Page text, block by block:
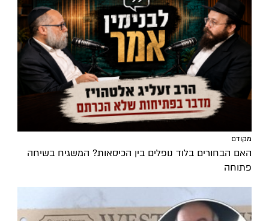
מקודם
האם הבחורים בלוד נופלים בין הכיסאות? המשגיח בשיחה
פתוחה